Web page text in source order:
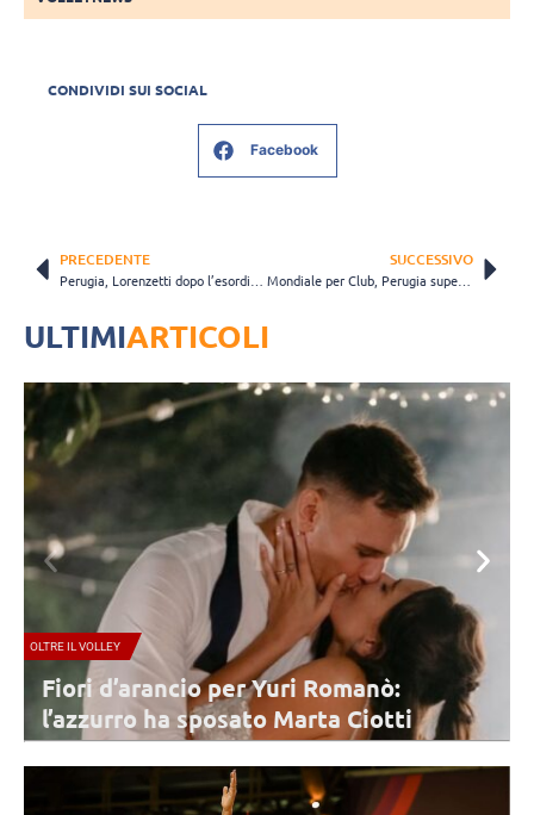
CONDIVIDI SUI SOCIAL
Facebook
PRECEDENTE SUCCESSIVO
Mondiale per Club, Perugia supera Osaka solo al termine di un tie-break infinito
ULTIMIARTICOLI
Ciotti
A1 FEMMINILE
Conegliano, lunedì 10
step del 2026/2027: il
stagionale
atletica. Subito disponibili cinque giocatrici. Tutto